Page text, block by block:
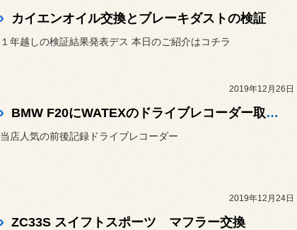
カイエンオイル交換とブレーキダストの検証
１年越しの検証結果発表デス 本日のご紹介はコチラ
2019年12月26日
BMW F20にWATEXのドライブレコーダー取り付け
当店人気の前後記録ドライブレコーダー
2019年12月24日
ZC33S スイフトスポーツ マフラー交換